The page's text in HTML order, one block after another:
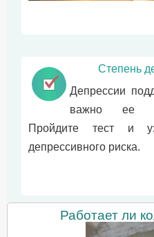
Степень
Депрессии
важно ее
Пройдите тест и
депрессивного риска.
Работает ли